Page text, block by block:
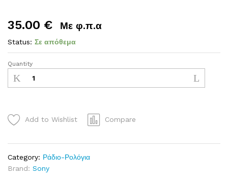
35.00 € Με φ.π.α
Status: Σε απόθεμα
Quantity
Add to Wishlist Compare
Category: Ράδιο-Ρολόγια
Brand: Sony